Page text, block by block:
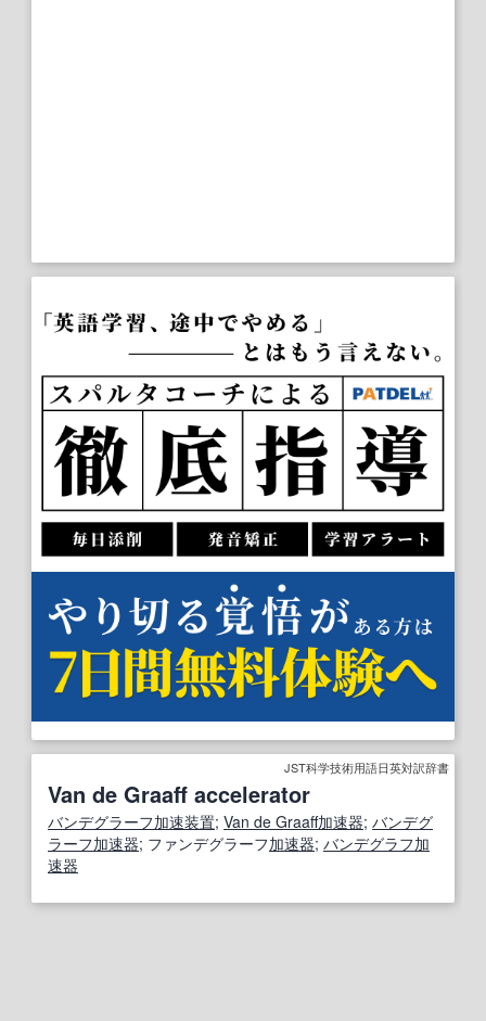
JST科学技術用語日英対訳辞書
Van de Graaff accelerator
バンデグラーフ加速装置; Van de Graaff加速器; バンデグ
ラーフ加速器; ファンデグラーフ加速器; バンデグラフ加
速器